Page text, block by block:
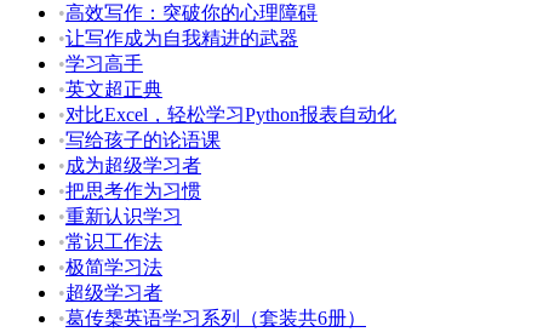
•高效写作：突破你的心理障碍
•让写作成为自我精进的武器
•学习高手
•英文超正典
•对比Excel，轻松学习Python报表自动化
•写给孩子的论语课
•成为超级学习者
•把思考作为习惯
•重新认识学习
•常识工作法
•极简学习法
•超级学习者
•葛传椝英语学习系列（套装共6册）